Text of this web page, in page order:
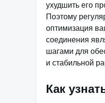
ухудшить его
Поэтому
оптимизация
соединения
шагами для
и стабильной
Как